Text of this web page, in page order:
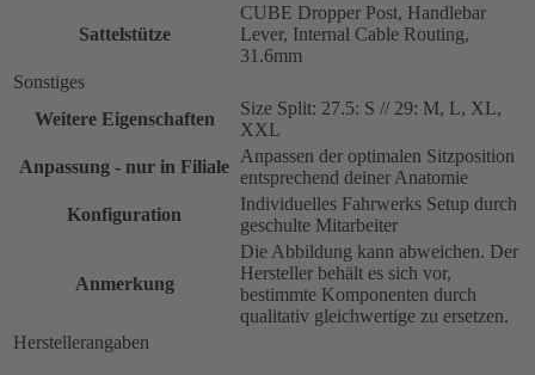
Sattelstütze
CUBE Dropper Post, Handlebar
Lever, Internal Cable Routing,
31.6mm
Sonstiges
Weitere Eigenschaften
Size Split: 27.5: S // 29: M, L, XL,
XXL
Anpassung - nur in Filiale
Anpassen der optimalen Sitzposition
entsprechend deiner Anatomie
Konfiguration
Individuelles Fahrwerks Setup durch
geschulte Mitarbeiter
Anmerkung
Die Abbildung kann abweichen. Der
Hersteller behält es sich vor,
bestimmte Komponenten durch
qualitativ gleichwertige zu ersetzen.
Herstellerangaben